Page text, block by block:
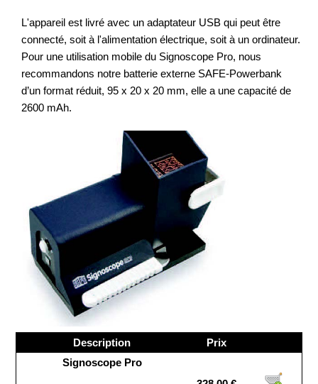
L'appareil est livré avec un adaptateur USB qui peut être
connecté, soit à l'alimentation électrique, soit à un ordinateur.
Pour une utilisation mobile du Signoscope Pro, nous
recommandons notre batterie externe SAFE-Powerbank
d’un format réduit, 95 x 20 x 20 mm, elle a une capacité de
2600 mAh.
Description
Prix
Signoscope Pro